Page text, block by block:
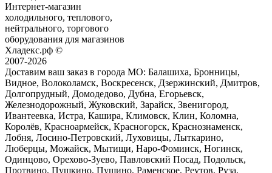
Интернет-магазин
холодильного, теплового,
нейтрального, торгового
оборудования для магазинов
Хладекс.рф ©
2007-2026
Доставим ваш заказ в города МО: Балашиха, Бронницы,
Видное, Волоколамск, Воскресенск, Дзержинский, Дмитров,
Долгопрудный, Домодедово, Дубна, Егорьевск,
Железнодорожный, Жуковский, Зарайск, Звенигород,
Ивантеевка, Истра, Кашира, Климовск, Клин, Коломна,
Королёв, Красноармейск, Красногорск, Краснознаменск,
Лобня, Лосино-Петровский, Луховицы, Лыткарино,
Люберцы, Можайск, Мытищи, Наро-Фоминск, Ногинск,
Одинцово, Орехово-Зуево, Павловский Посад, Подольск,
Протвино, Пушкино, Пущино, Раменское, Реутов, Руза,